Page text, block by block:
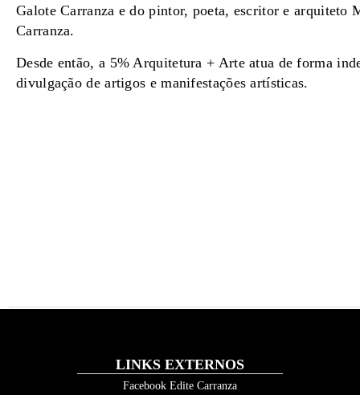
Galote Carranza e do pintor, poeta, escritor e arquiteto
Carranza.
Desde então, a 5% Arquitetura + Arte atua de forma
divulgação de artigos e manifestações artísticas.
LINKS EXTERNOS
Facebook Edite Carranza